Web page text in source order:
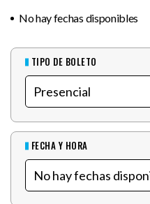
No hay fechas disponibles
TIPO DE BOLETO
FECHA Y HORA